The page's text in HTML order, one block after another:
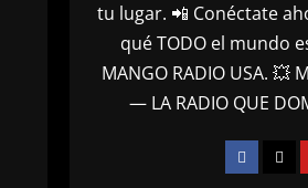
tu lugar. 📲 Conéctate
qué TODO el mundo
MANGO RADIO USA. 💥
— LA RADIO QUE